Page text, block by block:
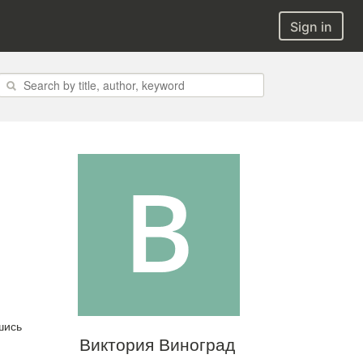
Sign in
Виктория Виноград